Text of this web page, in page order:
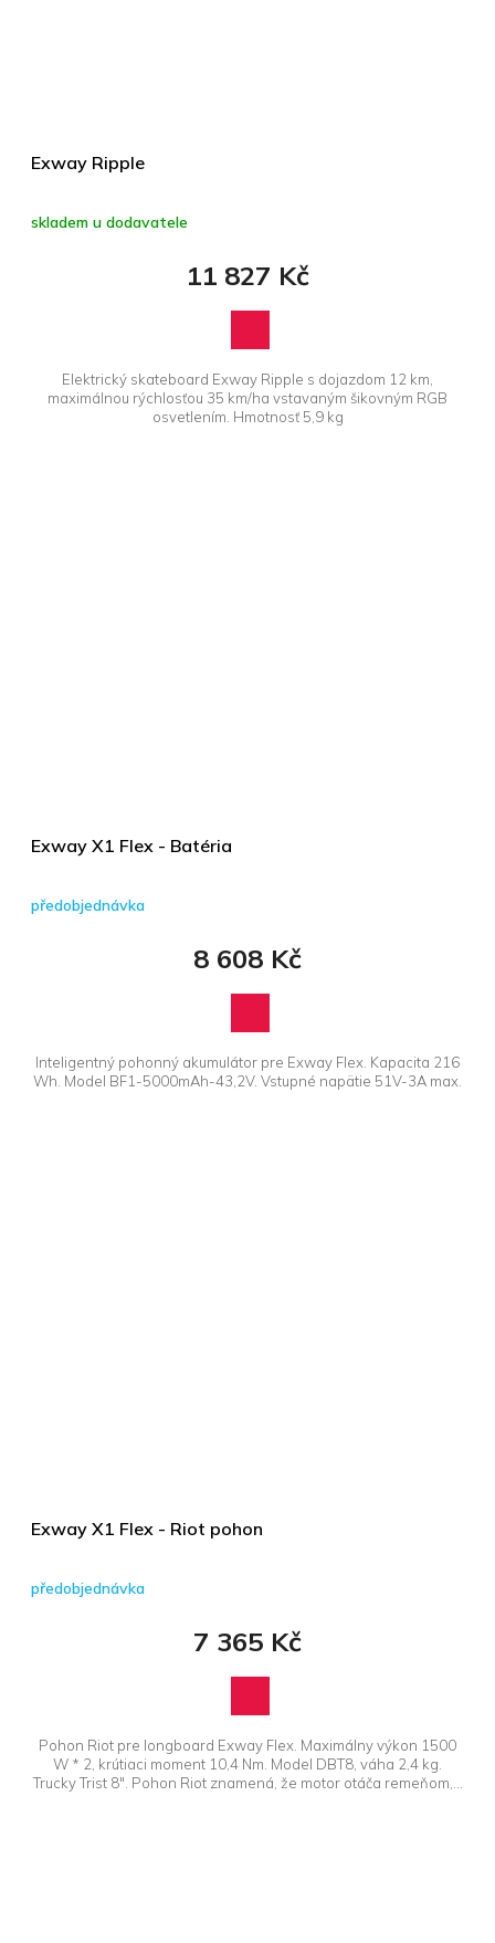
Exway Ripple
skladem u dodavatele
11 827 Kč
Elektrický skateboard Exway Ripple s dojazdom 12 km,
maximálnou rýchlosťou 35 km/ha vstavaným šikovným RGB
osvetlením. Hmotnosť 5,9 kg
Exway X1 Flex - Batéria
předobjednávka
8 608 Kč
Inteligentný pohonný akumulátor pre Exway Flex. Kapacita 216
Wh. Model BF1-5000mAh-43,2V. Vstupné napätie 51V-3A max.
Exway X1 Flex - Riot pohon
předobjednávka
7 365 Kč
Pohon Riot pre longboard Exway Flex. Maximálny výkon 1500
W * 2, krútiaci moment 10,4 Nm. Model DBT8, váha 2,4 kg.
Trucky Trist 8". Pohon Riot znamená, že motor otáča remeňom,...